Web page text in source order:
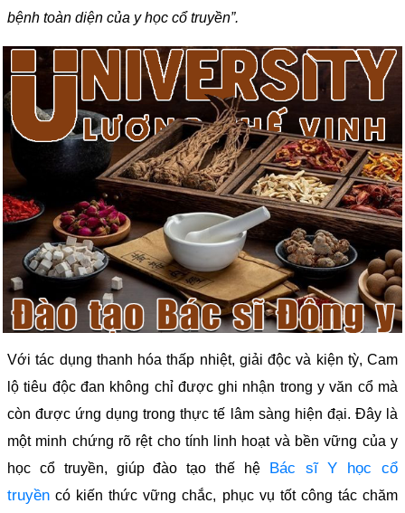
bệnh toàn diện của y học cổ truyền”.
Với tác dụng thanh hóa thấp nhiệt, giải độc và kiện tỳ, Cam
lộ tiêu độc đan không chỉ được ghi nhận trong y văn cổ mà
còn được ứng dụng trong thực tế lâm sàng hiện đại. Đây là
một minh chứng rõ rệt cho tính linh hoạt và bền vững của y
học cổ truyền, giúp đào tạo thế hệ Bác sĩ Y học cổ
truyền có kiến thức vững chắc, phục vụ tốt công tác chăm